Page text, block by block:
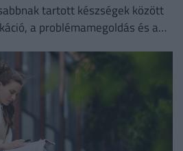
tartott készségek között
a problémamegoldás és a